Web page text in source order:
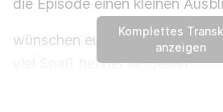
Komplettes
anzeigen
die Episode einen kleinen
wünschen euch jetzt an dieser
viel Spaß bei der aktuellen